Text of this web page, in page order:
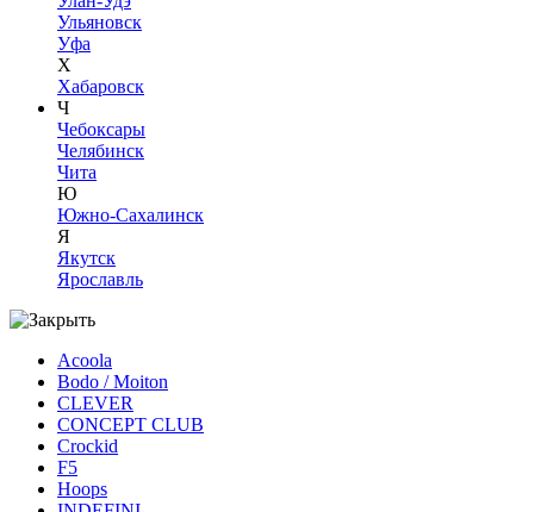
Ульяновск
Уфа
Х
Хабаровск
Ч
Чебоксары
Челябинск
Чита
Ю
Южно-Сахалинск
Я
Якутск
Ярославль
Acoola
Bodo / Moiton
CLEVER
CONCEPT CLUB
Crockid
F5
Hoops